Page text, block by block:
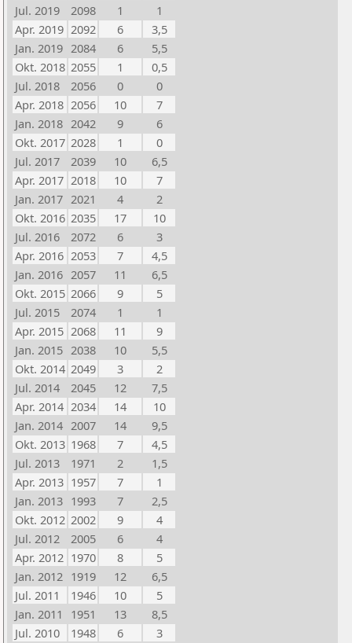
Jul. 2019
2098 1
1
Apr. 2019 2092 6
3,5
Jan. 2019 2084 6
5,5
Okt. 2018 2055 1
0,5
Jul. 2018
2056 0
0
Apr. 2018 2056 10
7
Jan. 2018 2042 9
6
Okt. 2017 2028 1
0
Jul. 2017
2039 10
6,5
Apr. 2017 2018 10
7
Jan. 2017 2021 4
2
Okt. 2016 2035 17
10
Jul. 2016
2072 6
3
Apr. 2016 2053 7
4,5
Jan. 2016 2057 11
6,5
Okt. 2015 2066 9
5
Jul. 2015
2074 1
1
Apr. 2015 2068 11
9
Jan. 2015 2038 10
5,5
Okt. 2014 2049 3
2
Jul. 2014
2045 12
7,5
Apr. 2014 2034 14
10
Jan. 2014 2007 14
9,5
Okt. 2013 1968 7
4,5
Jul. 2013
1971 2
1,5
Apr. 2013 1957 7
1
Jan. 2013 1993 7
2,5
Okt. 2012 2002 9
4
Jul. 2012
2005 6
4
Apr. 2012 1970 8
5
Jan. 2012 1919 12
6,5
Jul. 2011
1946 10
5
Jan. 2011
1951 13
8,5
Jul. 2010
1948 6
3